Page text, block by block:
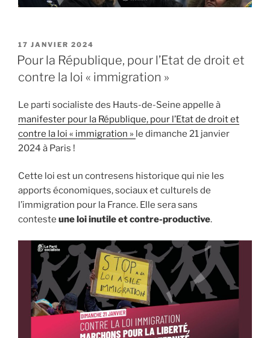
PUBLIÉ
LE
17 JANVIER 2024
Pour la République, pour l’Etat de droit et
contre la loi « immigration »
Le parti socialiste des Hauts-de-Seine appelle à
manifester pour la République, pour l’Etat de droit et
contre la loi « immigration » le dimanche 21 janvier
2024 à Paris !
Cette loi est un contresens historique qui nie les
apports économiques, sociaux et culturels de
l’immigration pour la France. Elle sera sans
conteste une loi inutile et contre-productive.